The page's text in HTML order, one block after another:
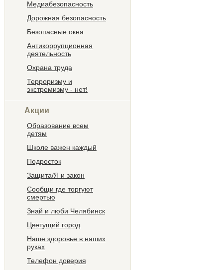
Медиабезопасность
Дорожная безопасность
Безопасные окна
Антикоррупционная
деятельность
Охрана труда
Терроризму и
экстремизму - нет!
Акции
Образование всем
детям
Школе важен каждый
Подросток
Защита/Я и закон
Сообщи где торгуют
смертью
Знай и люби Челябинск
Цветущий город
Наше здоровье в наших
руках
Телефон доверия